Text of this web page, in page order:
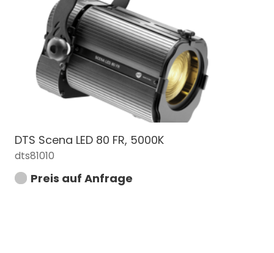
DTS Scena LED 80 FR, 5000K
dts81010
Preis auf Anfrage